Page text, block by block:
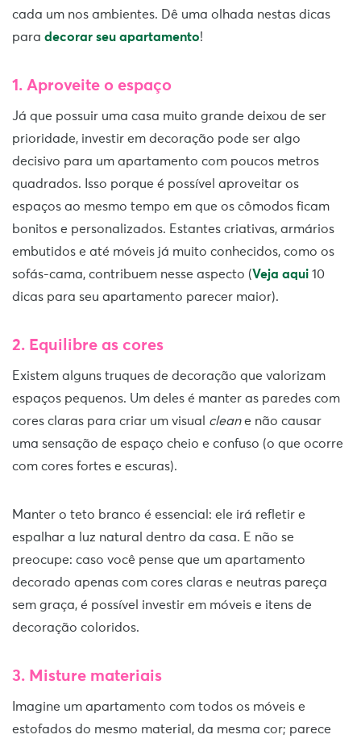
cada um nos ambientes. Dê uma olhada nestas dicas
para decorar seu apartamento!
1. Aproveite o espaço
Já que possuir uma casa muito grande deixou de ser
prioridade, investir em decoração pode ser algo
decisivo para um apartamento com poucos metros
quadrados. Isso porque é possível aproveitar os
espaços ao mesmo tempo em que os cômodos ficam
bonitos e personalizados. Estantes criativas, armários
embutidos e até móveis já muito conhecidos, como os
sofás-cama, contribuem nesse aspecto (Veja aqui 10
dicas para seu apartamento parecer maior).
2. Equilibre as cores
Existem alguns truques de decoração que valorizam
espaços pequenos. Um deles é manter as paredes com
cores claras para criar um visual cleane não causar
uma sensação de espaço cheio e confuso (o que ocorre
com cores fortes e escuras).
Manter o teto branco é essencial: ele irá refletir e
espalhar a luz natural dentro da casa. E não se
preocupe: caso você pense que um apartamento
decorado apenas com cores claras e neutras pareça
sem graça, é possível investir em móveis e itens de
decoração coloridos.
3. Misture materiais
Imagine um apartamento com todos os móveis e
estofados do mesmo material, da mesma cor; parece